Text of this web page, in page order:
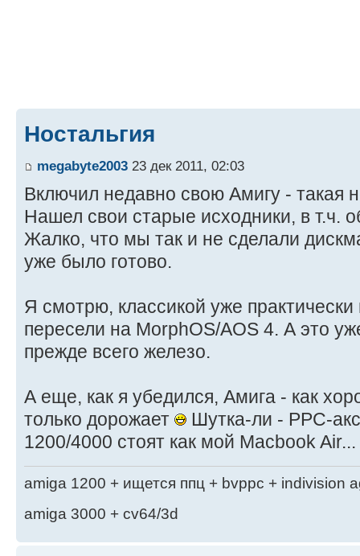
Ностальгия
megabyte2003 23 дек 2011, 02:03
Включил недавно свою Амигу - такая
Нашел свои старые исходники, в т.ч.
Жалко, что мы так и не сделали
уже было готово.
Я смотрю, классикой уже практически
пересели на MorphOS/AOS 4. А это
прежде всего железо.
А еще, как я убедился, Амига - как
только дорожает
Шутка-ли - PPC-
1200/4000 стоят как мой Macbook Air...
amiga 1200 + ищется ппц + bvppc + indivision
amiga 3000 + cv64/3d